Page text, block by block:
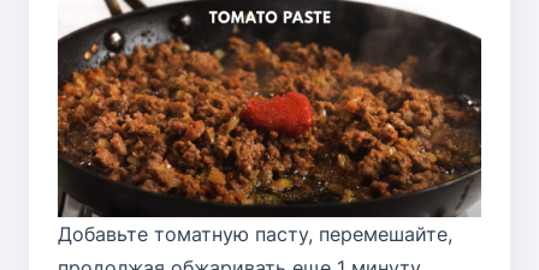
Добавьте томатную пасту, перемешайте,